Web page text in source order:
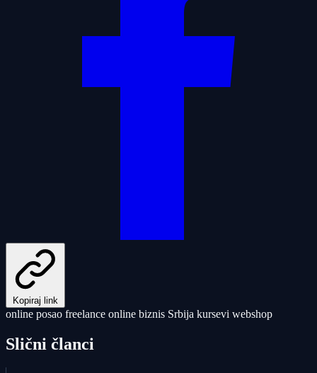
Kopiraj link
online posao freelance online biznis Srbija kursevi webshop
Slični članci